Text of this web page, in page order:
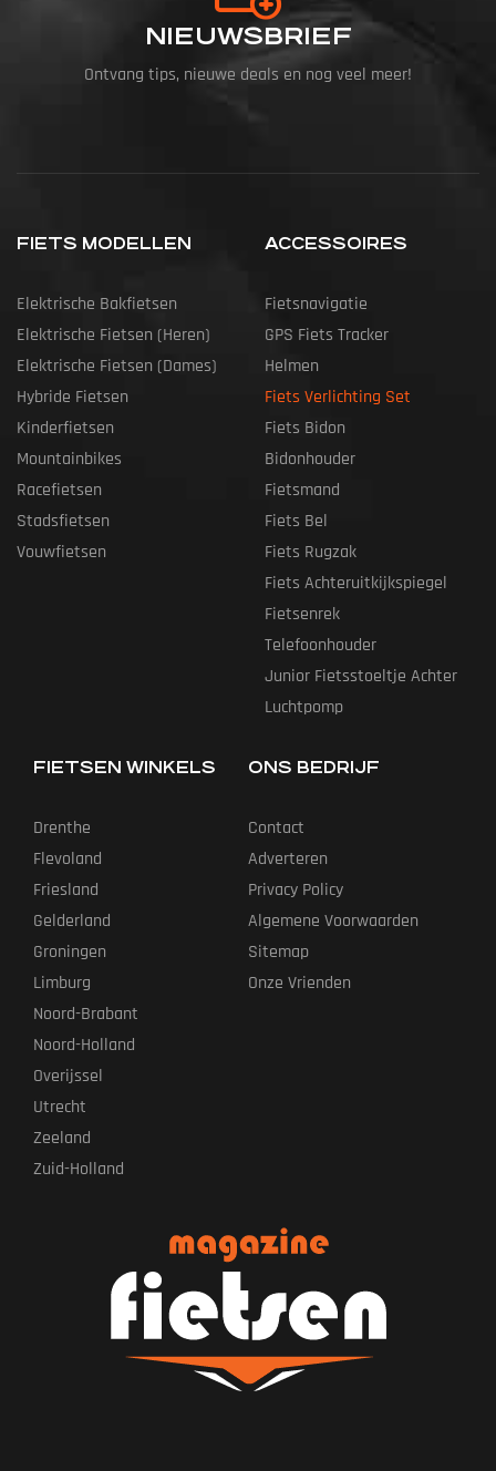
NIEUWSBRIEF
Ontvang tips, nieuwe deals en nog veel meer!
FIETS MODELLEN
Elektrische Bakfietsen
Elektrische Fietsen (heren)
Elektrische Fietsen (dames)
Hybride Fietsen
Kinderfietsen
Mountainbikes
Racefietsen
Stadsfietsen
Vouwfietsen
ACCESSOIRES
Fietsnavigatie
GPS Fiets Tracker
Helmen
Fiets Verlichting Set
Fiets Bidon
Bidonhouder
Fietsmand
Fiets Bel
Fiets Rugzak
Fiets Achteruitkijkspiegel
Fietsenrek
Telefoonhouder
Junior Fietsstoeltje Achter
Luchtpomp
FIETSEN WINKELS
Drenthe
Flevoland
Friesland
Gelderland
Groningen
Limburg
Noord-Brabant
Noord-Holland
Overijssel
Utrecht
Zeeland
Zuid-Holland
ONS BEDRIJF
Contact
Adverteren
Privacy Policy
Algemene Voorwaarden
Sitemap
Onze Vrienden